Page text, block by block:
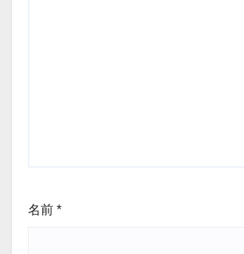
名前 *